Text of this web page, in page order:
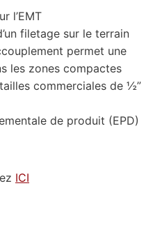
l’EMT
filetage sur le terrain
permet une
les zones compactes
commerciales de ½”
de produit (EPD)
ICI